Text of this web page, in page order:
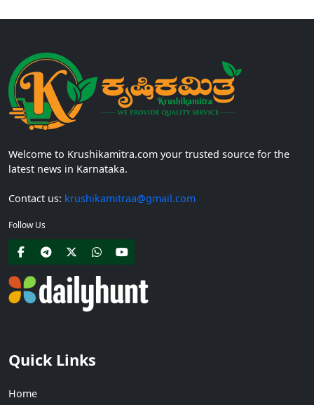
Welcome to Krushikamitra.com your trusted source for the
latest news in Karnataka.
Contact us: krushikamitraa@gmail.com
Follow Us
Quick Links
Home